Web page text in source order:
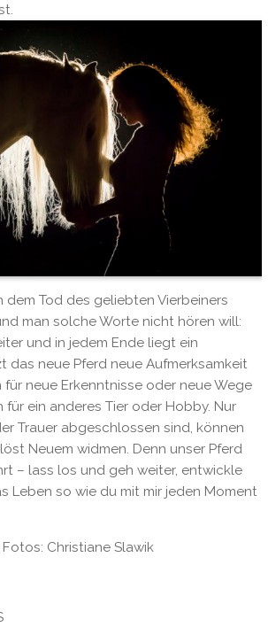
dem Tod des geliebten Vierbeiners
man solche Worte nicht hören will:
und in jedem Ende liegt ein
das neue Pferd neue Aufmerksamkeit
neue Erkenntnisse oder neue Wege
für ein anderes Tier oder Hobby. Nur
Trauer abgeschlossen sind, können
Neuem widmen. Denn unser Pferd
– lass los und geh weiter, entwickle
Leben so wie du mit mir jeden Moment
Christiane Slawik